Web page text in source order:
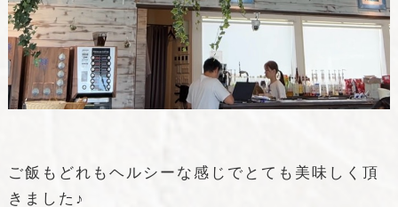
ご飯もどれもヘルシーな感じでとても美味しく頂
きました♪